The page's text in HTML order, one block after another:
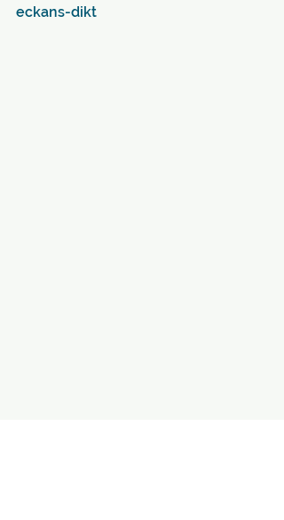
eckans-dikt